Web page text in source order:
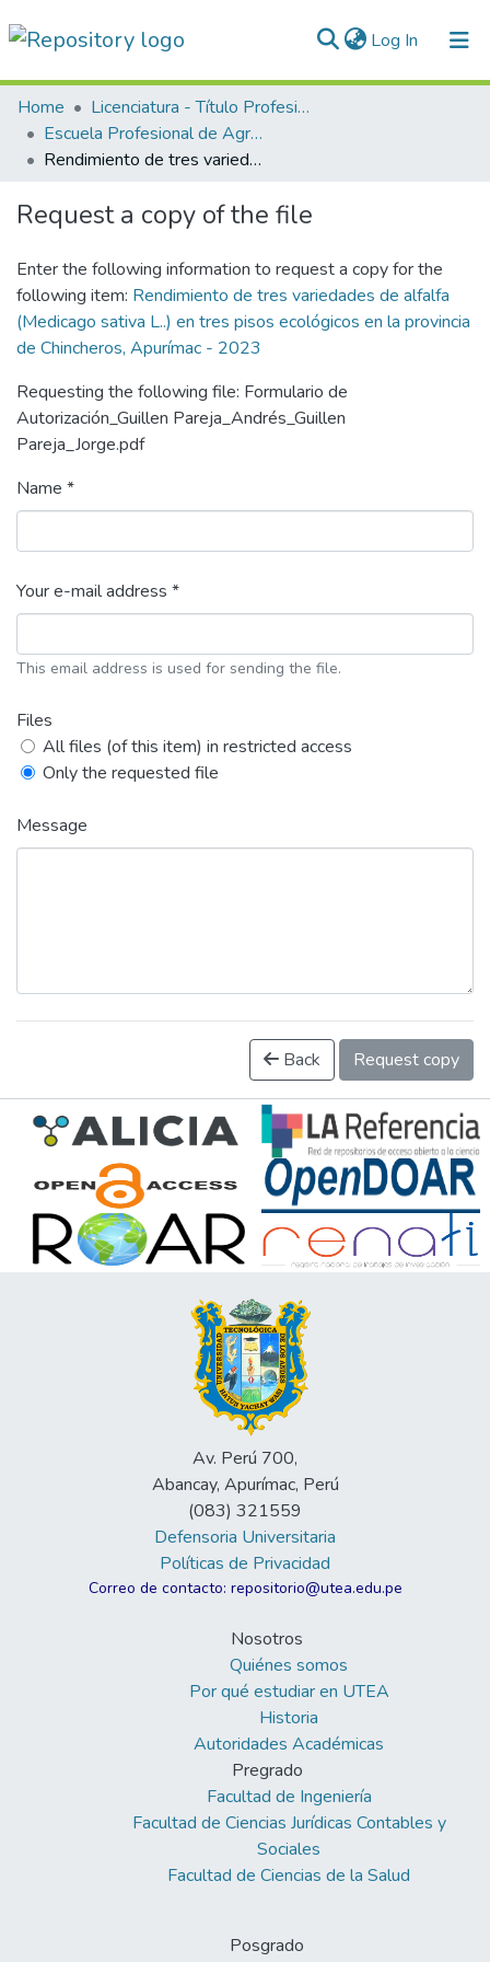
Log In (current)
Communities & Collections
All of DSpace
Normativas
Home
Licenciatura - Título Profesional
Escuela Profesional de Agronomía
Rendimiento de tres variedades de alfalfa (Medicago sativa L..) en tres pisos ecológicos en la provincia de Chincheros, Apurímac - 2023
Request a copy of the file
Enter the following information to request a copy for the
following item: Rendimiento de tres variedades de alfalfa
(Medicago sativa L..) en tres pisos ecológicos en la provincia
de Chincheros, Apurímac - 2023
Requesting the following file: Formulario de
Autorización_Guillen Pareja_Andrés_Guillen
Pareja_Jorge.pdf
Name *
Your e-mail address *
This email address is used for sending the file.
Files
All files (of this item) in restricted access
Only the requested file
Message
Back Request copy
Av. Perú 700,
Abancay, Apurímac, Perú
(083) 321559
Defensoria Universitaria
Políticas de Privacidad
Correo de contacto: repositorio@utea.edu.pe
Nosotros
Quiénes somos
Por qué estudiar en UTEA
Historia
Autoridades Académicas
Pregrado
Facultad de Ingeniería
Facultad de Ciencias Jurídicas Contables y
Sociales
Facultad de Ciencias de la Salud
Posgrado